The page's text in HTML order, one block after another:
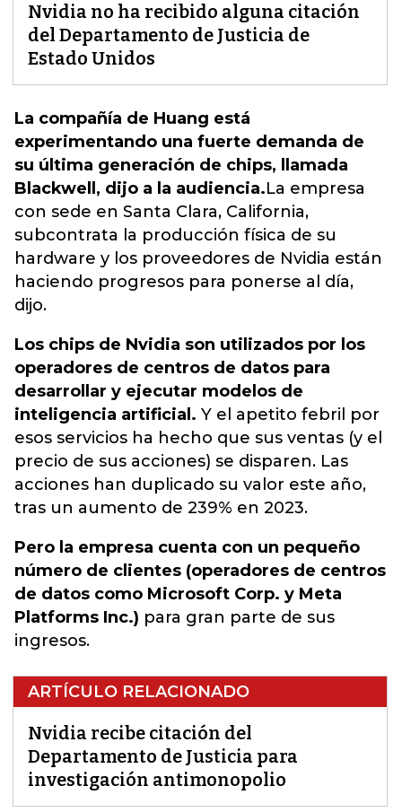
Nvidia no ha recibido alguna citación
del Departamento de Justicia de
Estado Unidos
La compañía de Huang está
experimentando una fuerte demanda de
su última generación de chips, llamada
Blackwell, dijo a la audiencia.La empresa
con sede en Santa Clara, California,
subcontrata la producción física de su
hardware y los proveedores de Nvidia están
haciendo progresos para ponerse al día,
dijo.
Los chips de Nvidia son utilizados por los
operadores de centros de datos para
desarrollar y ejecutar modelos de
inteligencia artificial. Y el apetito febril por
esos servicios ha hecho que sus ventas (y el
precio de sus acciones) se disparen. Las
acciones han duplicado su valor este año,
tras un aumento de 239% en 2023.
Pero la empresa cuenta con un pequeño
número de clientes (operadores de centros
de datos como Microsoft Corp. y Meta
Platforms Inc.) para gran parte de sus
ingresos.
ARTÍCULO RELACIONADO
Nvidia recibe citación del
Departamento de Justicia para
investigación antimonopolio